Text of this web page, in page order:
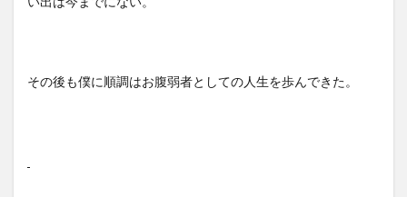
その後も僕に順調はお腹弱者としての人生を歩んできた。